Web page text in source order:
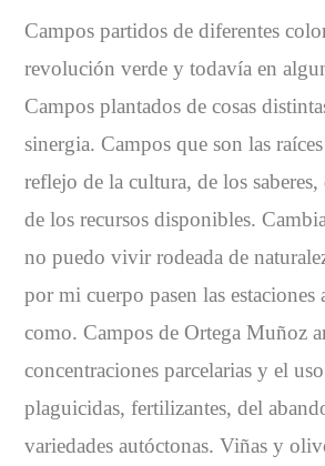
Campos partidos de diferentes
revolución verde y todavía en
Campos plantados de cosas
sinergia. Campos que son las
reflejo de la cultura, de los
de los recursos disponibles.
no puedo vivir rodeada de
por mi cuerpo pasen las estaciones
como. Campos de Ortega Muñoz
concentraciones parcelarias y el
plaguicidas, fertilizantes, del
variedades autóctonas. Viñas y